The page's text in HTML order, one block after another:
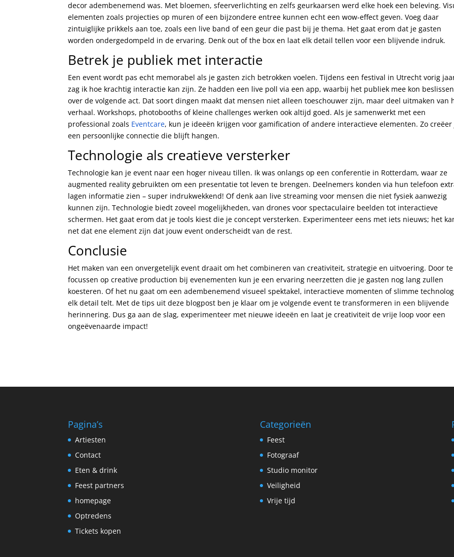
decor adembenemend was. Met bloemen, sfeerverlichting en zelfs geurkaarsen werd elke hoek een beleving.
elementen zoals projecties op muren of een bijzondere entree kunnen echt een wow-effect geven. Voeg daar
zintuiglijke prikkels aan toe, zoals een live band of een geur die past bij je thema. Het gaat erom dat je gasten
worden ondergedompeld in de ervaring. Denk out of the box en laat elk detail tellen voor een blijvende indruk.
Betrek je publiek met interactie
Een event wordt pas echt memorabel als je gasten zich betrokken voelen. Tijdens een festival in Utrecht vorig
zag ik hoe krachtig interactie kan zijn. Ze hadden een live poll via een app, waarbij het publiek mee kon beslissen
over de volgende act. Dat soort dingen maakt dat mensen niet alleen toeschouwer zijn, maar deel uitmaken van
verhaal. Workshops, photobooths of kleine challenges werken ook altijd goed. Als je samenwerkt met een
professional zoals Eventcare, kun je ideeën krijgen voor gamification of andere interactieve elementen. Zo creëer
een persoonlijke connectie die blijft hangen.
Technologie als creatieve versterker
Technologie kan je event naar een hoger niveau tillen. Ik was onlangs op een conferentie in Rotterdam, waar ze
augmented reality gebruikten om een presentatie tot leven te brengen. Deelnemers konden via hun telefoon
lagen informatie zien – super indrukwekkend! Of denk aan live streaming voor mensen die niet fysiek aanwezig
kunnen zijn. Technologie biedt zoveel mogelijkheden, van drones voor spectaculaire beelden tot interactieve
schermen. Het gaat erom dat je tools kiest die je concept versterken. Experimenteer eens met iets nieuws; het
net dat ene element zijn dat jouw event onderscheidt van de rest.
Conclusie
Het maken van een onvergetelijk event draait om het combineren van creativiteit, strategie en uitvoering. Door te
focussen op creative production bij evenementen kun je een ervaring neerzetten die je gasten nog lang zullen
koesteren. Of het nu gaat om een adembenemend visueel spektakel, interactieve momenten of slimme
elk detail telt. Met de tips uit deze blogpost ben je klaar om je volgende event te transformeren in een blijvende
herinnering. Dus ga aan de slag, experimenteer met nieuwe ideeën en laat je creativiteit de vrije loop voor een
ongeëvenaarde impact!
Pagina’s
Artiesten
Contact
Eten & drink
Feest partners
homepage
Optredens
Tickets kopen
Categorieën
Feest
Fotograaf
Studio monitor
Veiligheid
Vrije tijd